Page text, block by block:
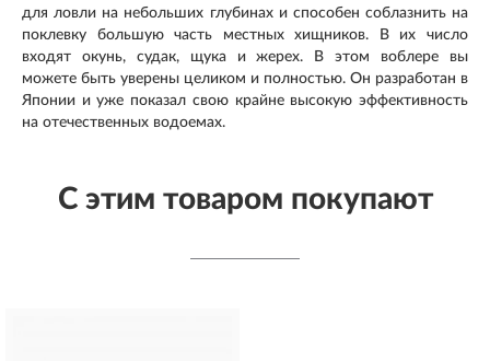
для ловли на небольших глубинах и способен соблазнить на
поклевку большую часть местных хищников. В их число
входят окунь, судак, щука и жерех. В этом воблере вы
можете быть уверены целиком и полностью. Он разработан в
Японии и уже показал свою крайне высокую эффективность
на отечественных водоемах.
С этим товаром покупают